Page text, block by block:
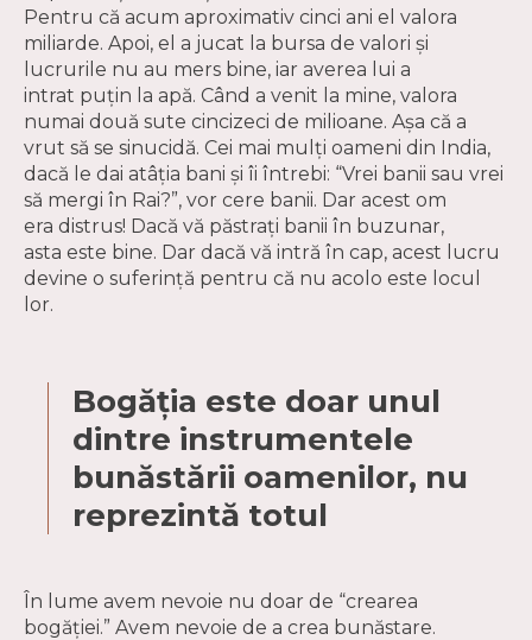
Pentru că acum aproximativ cinci ani el valora
miliarde. Apoi, el a jucat la bursa de valori și
lucrurile nu au mers bine, iar averea lui a
intrat puțin la apă. Când a venit la mine, valora
numai două sute cincizeci de milioane. Așa că a
vrut să se sinucidă. Cei mai mulți oameni din India,
dacă le dai atâția bani și îi întrebi: “Vrei banii sau vrei
să mergi în Rai?”, vor cere banii. Dar acest om
era distrus! Dacă vă păstrați banii în buzunar,
asta este bine. Dar dacă vă intră în cap, acest lucru
devine o suferință pentru că nu acolo este locul
lor.
Bogăția este doar unul
dintre instrumentele
bunăstării oamenilor, nu
reprezintă totul
În lume avem nevoie nu doar de “crearea
bogăției.” Avem nevoie de a crea bunăstare.